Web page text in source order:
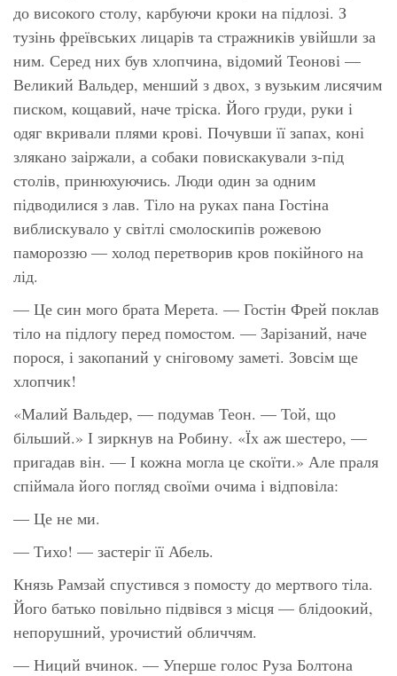
до високого столу, карбуючи кроки на підлозі. З
тузінь фреївських лицарів та стражників увійшли за
ним. Серед них був хлопчина, відомий Теонові —
Великий Вальдер, менший з двох, з вузьким лисячим
писком, кощавий, наче тріска. Його груди, руки і
одяг вкривали плями крові. Почувши її запах, коні
злякано заіржали, а собаки повискакували з-під
столів, принюхуючись. Люди один за одним
підводилися з лав. Тіло на руках пана Гостіна
виблискувало у світлі смолоскипів рожевою
памороззю — холод перетворив кров покійного на
лід.
— Це син мого брата Мерета. — Гостін Фрей поклав
тіло на підлогу перед помостом. — Зарізаний, наче
порося, і закопаний у сніговому заметі. Зовсім ще
хлопчик!
«Малий Вальдер, — подумав Теон. — Той, що
більший.» І зиркнув на Робину. «Їх аж шестеро, —
пригадав він. — І кожна могла це скоїти.» Але праля
спіймала його погляд своїми очима і відповіла:
— Це не ми.
— Тихо! — застеріг її Абель.
Князь Рамзай спустився з помосту до мертвого тіла.
Його батько повільно підвівся з місця — блідоокий,
непорушний, урочистий обличчям.
— Ниций вчинок. — Уперше голос Руза Болтона